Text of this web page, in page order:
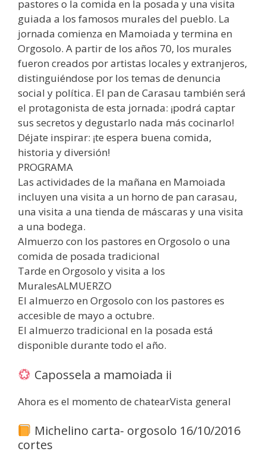
pastores o la comida en la posada y una visita
guiada a los famosos murales del pueblo. La
jornada comienza en Mamoiada y termina en
Orgosolo. A partir de los años 70, los murales
fueron creados por artistas locales y extranjeros,
distinguiéndose por los temas de denuncia
social y política. El pan de Carasau también será
el protagonista de esta jornada: ¡podrá captar
sus secretos y degustarlo nada más cocinarlo!
Déjate inspirar: ¡te espera buena comida,
historia y diversión!
PROGRAMA
Las actividades de la mañana en Mamoiada
incluyen una visita a un horno de pan carasau,
una visita a una tienda de máscaras y una visita
a una bodega.
Almuerzo con los pastores en Orgosolo o una
comida de posada tradicional
Tarde en Orgosolo y visita a los
MuralesALMUERZO
El almuerzo en Orgosolo con los pastores es
accesible de mayo a octubre.
El almuerzo tradicional en la posada está
disponible durante todo el año.
Capossela a mamoiada ii
Ahora es el momento de chatearVista general
Michelino carta- orgosolo 16/10/2016
cortes